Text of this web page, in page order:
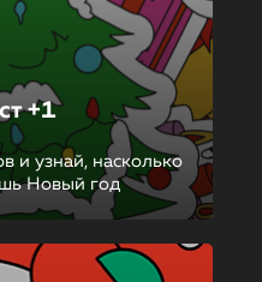
+1
и узнай, насколько
Новый год